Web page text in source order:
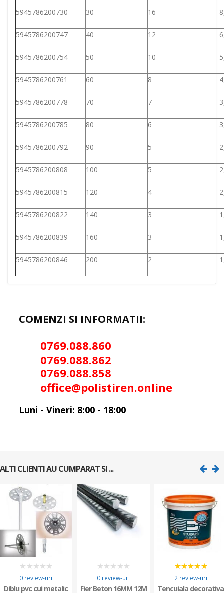
5945786200730 30 16
5945786200747 40 12
5945786200754 50 10
5945786200761 60 8
5945786200778 70 7
5945786200785 80 6
5945786200792 90 5
5945786200808 100 5
5945786200815 120 4
5945786200822 140 3
5945786200839 160 3
5945786200846 200 2
COMENZI SI INFORMATII:
0769.088.860
0769.088.862
0769.088.858
office@polistiren.online
Luni - Vineri: 8:00 - 18:00
ALTI CLIENTI AU CUMPARAT SI ...
0 review-uri
Diblu pvc cui metalic
0 review-uri
Fier Beton 16MM 12M
2 review-uri
Tencuiala decorativa